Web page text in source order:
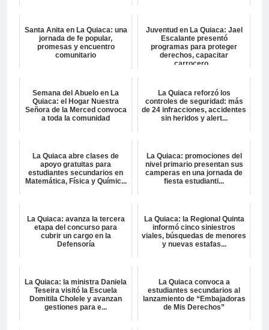
Santa Anita en La Quiaca: una
jornada de fe popular,
promesas y encuentro
comunitario
Juventud en La Quiaca: Jael
Escalante presentó
programas para proteger
derechos, capacitar
carrocero...
Semana del Abuelo en La
Quiaca: el Hogar Nuestra
Señora de la Merced convoca
a toda la comunidad
La Quiaca reforzó los
controles de seguridad: más
de 24 infracciones, accidentes
sin heridos y alert...
La Quiaca abre clases de
apoyo gratuitas para
estudiantes secundarios en
Matemática, Física y Químic...
La Quiaca: promociones del
nivel primario presentan sus
camperas en una jornada de
fiesta estudianti...
La Quiaca: avanza la tercera
etapa del concurso para
cubrir un cargo en la
Defensoría
La Quiaca: la Regional Quinta
informó cinco siniestros
viales, búsquedas de menores
y nuevas estafas...
La Quiaca: la ministra Daniela
Teseira visitó la Escuela
Domitila Cholele y avanzan
gestiones para e...
La Quiaca convoca a
estudiantes secundarios al
lanzamiento de “Embajadoras
de Mis Derechos”